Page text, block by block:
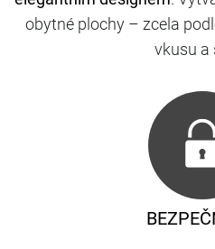
obytné plochy – zcela
vkusu a